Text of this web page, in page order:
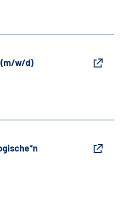
w/d)